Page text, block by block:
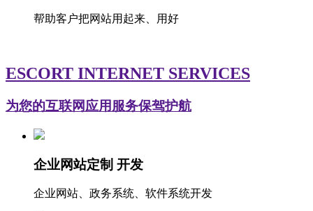
帮助客户把网站用起来、用好
ESCORT INTERNET SERVICES
为您的互联网应用服务保驾护航
企业网站定制 开发
企业网站、政务系统、软件系统开发